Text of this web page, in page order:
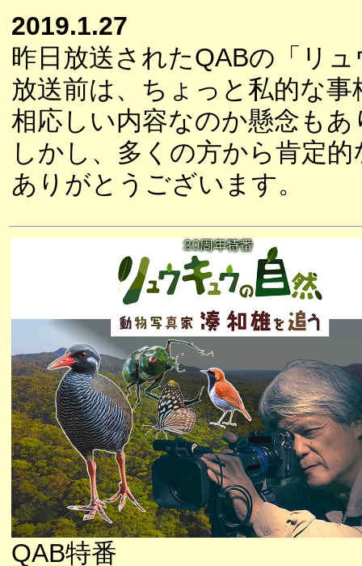
2019.1.27
昨日放送されたQABの「リ
放送前は、ちょっと私的な
相応しい内容なのか懸念も
しかし、多くの方から肯定
ありがとうございます。
QAB特番